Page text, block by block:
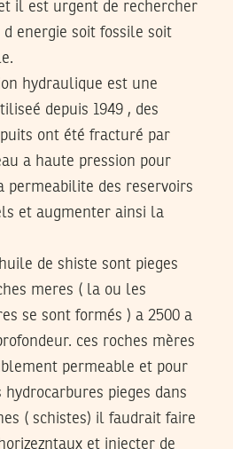
il est urgent de rechercher
energie soit fossile soit
hydraulique est une
depuis 1949 , des
ont été fracturé par
a haute pression pour
permeabilite des reservoirs
et augmenter ainsi la
de shiste sont pieges
meres ( la ou les
se sont formés ) a 2500 a
ces roches mères
permeable et pour
pieges dans
( schistes) il faudrait faire
et injecter de